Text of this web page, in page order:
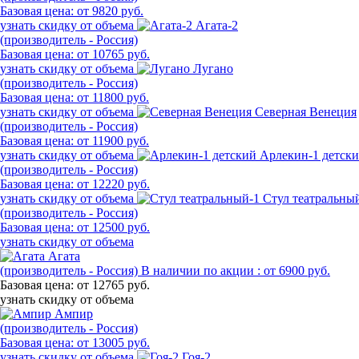
Базовая цена: от 9820 руб.
узнать скидку от объема
Агата-2
(производитель - Россия)
Базовая цена: от 10765 руб.
узнать скидку от объема
Лугано
(производитель - Россия)
Базовая цена: от 11800 руб.
узнать скидку от объема
Северная Венеция
(производитель - Россия)
Базовая цена: от 11900 руб.
узнать скидку от объема
Арлекин-1
(производитель - Россия)
Базовая цена: от 12220 руб.
узнать скидку от объема
Стул
(производитель - Россия)
Базовая цена: от 12500 руб.
узнать скидку от объема
Агата
(производитель - Россия) В наличии по акции : от 6900 руб.
Базовая цена: от 12765 руб.
узнать скидку от объема
Ампир
(производитель - Россия)
Базовая цена: от 13005 руб.